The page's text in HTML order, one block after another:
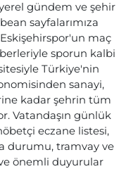
gündem ve şehir
sayfalarımıza
Eskişehirspor'un maç
sporun kalbi
Türkiye'nin
sanayi,
kadar şehrin tüm
Vatandaşın günlük
eczane listesi,
durumu, tramvay ve
önemli duyurular